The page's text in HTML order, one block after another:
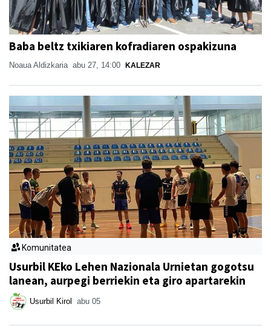
Baba beltz txikiaren kofradiaren ospakizuna
Noaua Aldizkaria abu 27, 14:00 KALEZAR
Komunitatea
Usurbil KEko Lehen Nazionala Urnietan gogotsu
lanean, aurpegi berriekin eta giro apartarekin
Usurbil Kirol abu 05